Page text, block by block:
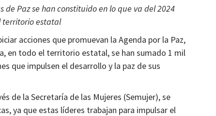
de Paz se han constituido en lo que va del 2024
territorio estatal
acciones que promuevan la Agenda por la Paz,
en todo el territorio estatal, se han sumado 1 mil
que impulsen el desarrollo y la paz de sus
de la Secretaría de las Mujeres (Semujer), se
ya que estas líderes trabajan para impulsar el
Estados
Todo listo para la FENAPO 2024
2 años atrás Ágora Digital